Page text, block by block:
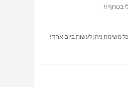
בטרוף!!
משימה ניתן לעשות ביום אחד!